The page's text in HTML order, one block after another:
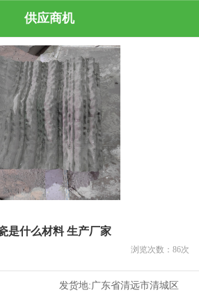
供应商机
是什么材料 生产厂家
浏览次数： 86次
发货地:广东省清远市清城区